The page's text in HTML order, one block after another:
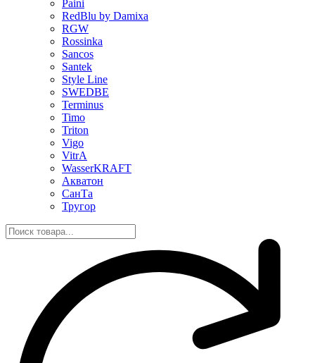
Paini
RedBlu by Damixa
RGW
Rossinka
Sancos
Santek
Style Line
SWEDBE
Terminus
Timo
Triton
Vigo
VitrA
WasserKRAFT
Акватон
СанТа
Тругор